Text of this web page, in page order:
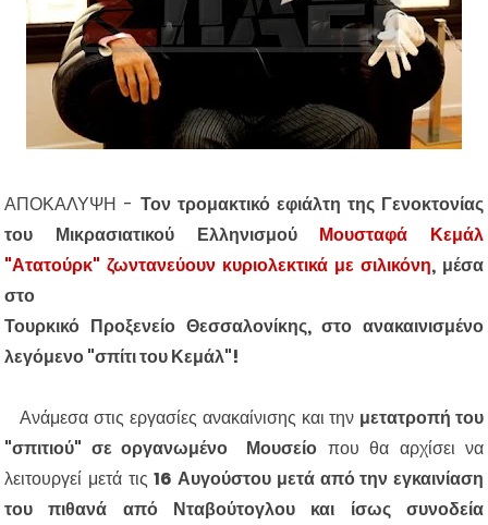
ΑΠΟΚΑΛΥΨΗ - Τον τρομακτικό εφιάλτη της Γενοκτονίας
του Μικρασιατικού Ελληνισμού Μουσταφά Κεμάλ
"Ατατούρκ" ζωντανεύουν κυριολεκτικά με σιλικόνη, μέσα
στο
Τουρκικό Προξενείο Θεσσαλονίκης, στο ανακαινισμένο
λεγόμενο "σπίτι του Κεμάλ"!
Ανάμεσα στις εργασίες ανακαίνισης και την μετατροπή του
"σπιτιού" σε οργανωμένο Μουσείο που θα αρχίσει να
λειτουργεί μετά τις16 Αυγούστου μετά από την εγκαινίαση
του πιθανά από Νταβούτογλου και ίσως συνοδεία